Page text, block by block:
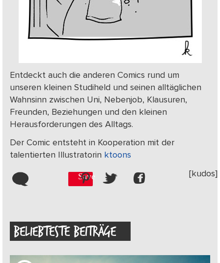
Entdeckt auch die anderen Comics rund um
unseren kleinen Studiheld und seinen alltäglichen
Wahnsinn zwischen Uni, Nebenjob, Klausuren,
Freunden, Beziehungen und den kleinen
Herausforderungen des Alltags.
Der Comic entsteht in Kooperation mit der
talentierten Illustratorin ktoons
Save [kudos]
BELIEBTESTE BEITRÄGE